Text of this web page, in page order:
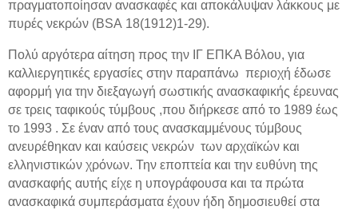
πραγματοποίησαν ανασκαφές και αποκάλυψαν λάκκους με
πυρές νεκρών (BSA 18(1912)1-29).
Πολύ αργότερα αίτηση προς την ΙΓ ΕΠΚΑ Βόλου, για
καλλιεργητικές εργασίες στην παραπάνω περιοχή έδωσε
αφορμή για την διεξαγωγή σωστικής ανασκαφικής έρευνας
σε τρεις ταφικούς τύμβους ,που διήρκεσε από το 1989 έως
το 1993 . Σε έναν από τους ανασκαμμένους τύμβους
ανευρέθηκαν και καύσεις νεκρών των αρχαϊκών και
ελληνιστικών χρόνων. Την εποπτεία και την ευθύνη της
ανασκαφής αυτής είχε η υπογράφουσα και τα πρώτα
ανασκαφικά συμπεράσματα έχουν ήδη δημοσιευθεί στα